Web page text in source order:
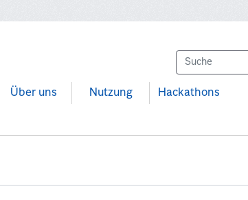
Über uns Nutzung Hackathons